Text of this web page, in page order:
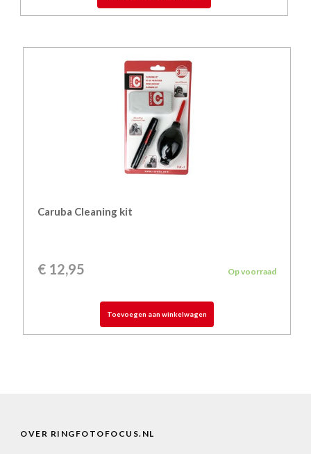
Caruba Cleaning kit
€12,95 Op voorraad
Toevoegen aan winkelwagen
OVER RINGFOTOFOCUS.NL